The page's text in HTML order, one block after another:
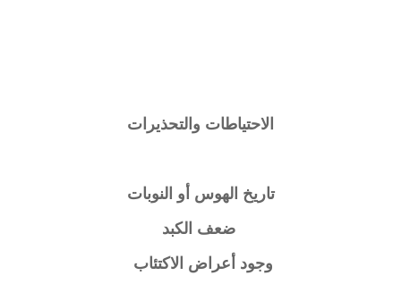
الاحتياطات والتحذيرات
تاريخ الهوس أو النوبات
ضعف الكبد
وجود أعراض الاكتئاب